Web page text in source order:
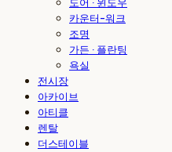
카운터-워크
조명
가든 · 플란팅
욕실
전시장
아카이브
아티클
렌탈
더스테이블